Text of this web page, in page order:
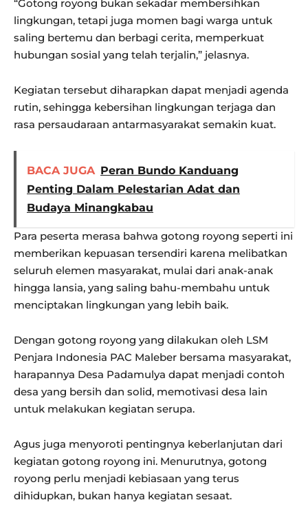
“Gotong royong bukan sekadar membersihkan
lingkungan, tetapi juga momen bagi warga untuk
saling bertemu dan berbagi cerita, memperkuat
hubungan sosial yang telah terjalin,” jelasnya.
Kegiatan tersebut diharapkan dapat menjadi agenda
rutin, sehingga kebersihan lingkungan terjaga dan
rasa persaudaraan antarmasyarakat semakin kuat.
BACA JUGA Peran Bundo Kanduang
Penting Dalam Pelestarian Adat dan
Budaya Minangkabau
Para peserta merasa bahwa gotong royong seperti ini
memberikan kepuasan tersendiri karena melibatkan
seluruh elemen masyarakat, mulai dari anak-anak
hingga lansia, yang saling bahu-membahu untuk
menciptakan lingkungan yang lebih baik.
Dengan gotong royong yang dilakukan oleh LSM
Penjara Indonesia PAC Maleber bersama masyarakat,
harapannya Desa Padamulya dapat menjadi contoh
desa yang bersih dan solid, memotivasi desa lain
untuk melakukan kegiatan serupa.
Agus juga menyoroti pentingnya keberlanjutan dari
kegiatan gotong royong ini. Menurutnya, gotong
royong perlu menjadi kebiasaan yang terus
dihidupkan, bukan hanya kegiatan sesaat.